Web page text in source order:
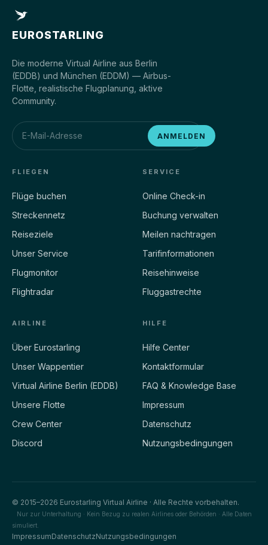
EUROSTARLING
Die moderne Virtual Airline aus Berlin
(EDDB) und München (EDDM) — Airbus-
Flotte, realistische Flugplanung, aktive
Community.
ANMELDEN
FLIEGEN
Flüge buchen
Streckennetz
Reiseziele
Unser Service
Flugmonitor
Flightradar
SERVICE
Online Check-in
Buchung verwalten
Meilen nachtragen
Tarifinformationen
Reisehinweise
Fluggastrechte
AIRLINE
Über Eurostarling
Unser Wappentier
Virtual Airline Berlin (EDDB)
Unsere Flotte
Crew Center
Discord
HILFE
Hilfe Center
Kontaktformular
FAQ & Knowledge Base
Impressum
Datenschutz
Nutzungsbedingungen
© 2015–2026 Eurostarling Virtual Airline · Alle Rechte vorbehalten.
Nur zur Unterhaltung · Kein Bezug zu realen Airlines oder Behörden · Alle Daten
simuliert.
ImpressumDatenschutzNutzungsbedingungen